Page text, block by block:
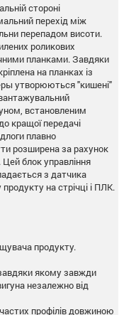
стороні
перехід між
перепадом висоти.
роликових
планками. Завдяки
на планках із
утворюються "кишені"
встановленим
кращої передачі
плавно
розширена за рахунок
блок управління
з датчика
на стрічці і ПЛК.
продукту.
якому завжди
незалежно від
профілів довжиною